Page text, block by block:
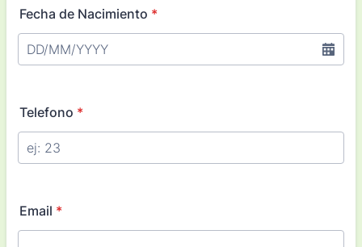
Fecha de Nacimiento *
Telefono *
Email *